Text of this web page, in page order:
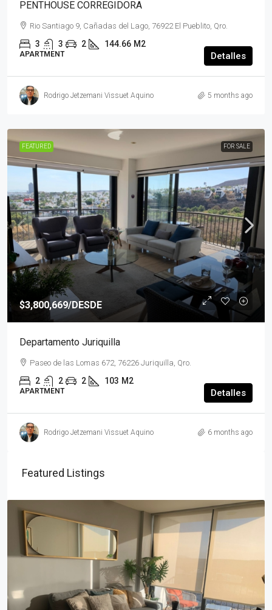
PENTHOUSE CORREGIDORA
Rio Santiago 9, Cañadas del Lago, 76922 El Pueblito, Qro.
3 3 2 144.66 M2
APARTMENT Detalles
Rodrigo Jetzemani Vissuet Aquino 5 months ago
FEATURED FOR SALE
$3,800,669/DESDE
Departamento Juriquilla
Paseo de las Lomas 672, 76226 Juriquilla, Qro.
2 2 2 103 M2
APARTMENT Detalles
Rodrigo Jetzemani Vissuet Aquino 6 months ago
Featured Listings